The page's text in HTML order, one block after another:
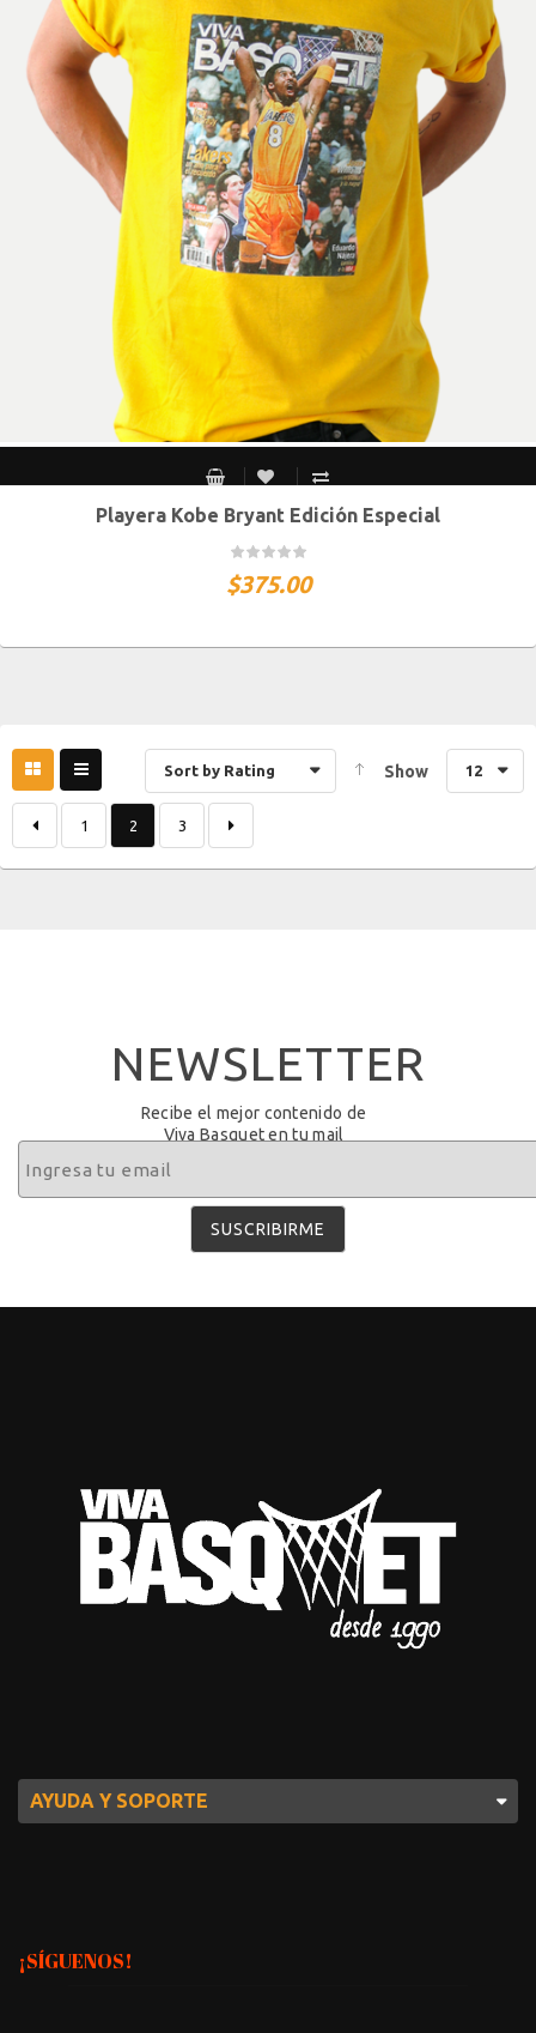
CH M G XG XXG
Playera Kobe Bryant Edición Especial
$375.00
Sort by Rating Show 12
1 2 3
NEWSLETTER
Recibe el mejor contenido de
Viva Basquet en tu mail
AYUDA Y SOPORTE
¡SÍGUENOS!